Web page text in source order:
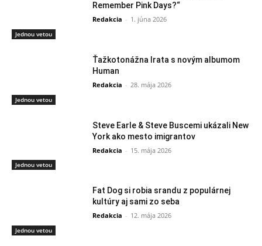
Jednou vetou
Remember Pink Days?“
Redakcia - 1. júna 2026
Jednou vetou
Ťažkotonážna Irata s novým albumom
Human
Redakcia - 28. mája 2026
Jednou vetou
Steve Earle & Steve Buscemi ukázali New
York ako mesto imigrantov
Redakcia - 15. mája 2026
Jednou vetou
Fat Dog si robia srandu z populárnej
kultúry aj sami zo seba
Redakcia - 12. mája 2026